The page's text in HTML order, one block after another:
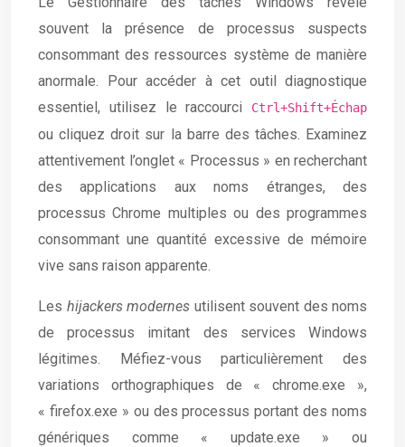
souvent la présence de processus suspects
consommant des ressources système de manière
anormale. Pour accéder à cet outil diagnostique
essentiel, utilisez le raccourci
Ctrl+Shift+Échap
ou cliquez droit sur la barre des tâches. Examinez
attentivement l’onglet « Processus » en recherchant
des applications aux noms étranges, des
processus Chrome multiples ou des programmes
consommant une quantité excessive de mémoire
vive sans raison apparente.
Les hijackers modernes utilisent souvent des noms
de processus imitant des services Windows
légitimes. Méfiez-vous particulièrement des
variations orthographiques de « chrome.exe »,
« firefox.exe » ou des processus portant des noms
génériques comme « update.exe » ou